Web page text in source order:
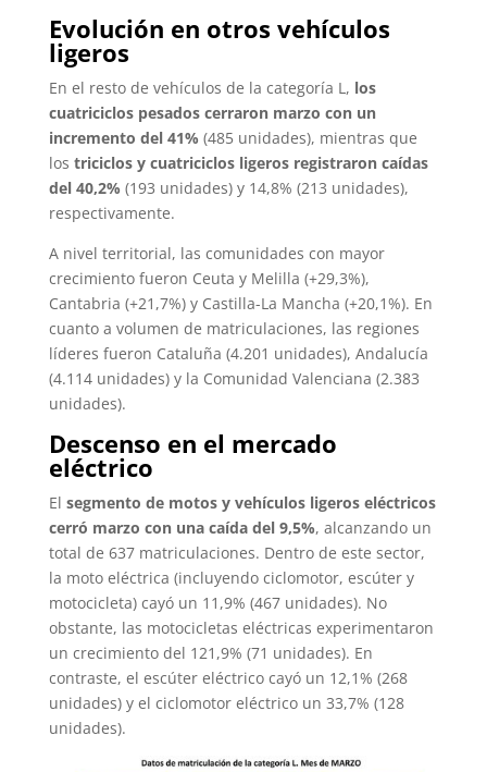
Evolución en otros vehículos
ligeros
En el resto de vehículos de la categoría L, los
cuatriciclos pesados cerraron marzo con un
incremento del 41% (485 unidades), mientras que
los triciclos y cuatriciclos ligeros registraron caídas
del 40,2% (193 unidades) y 14,8% (213 unidades),
respectivamente.
A nivel territorial, las comunidades con mayor
crecimiento fueron Ceuta y Melilla (+29,3%),
Cantabria (+21,7%) y Castilla-La Mancha (+20,1%). En
cuanto a volumen de matriculaciones, las regiones
líderes fueron Cataluña (4.201 unidades), Andalucía
(4.114 unidades) y la Comunidad Valenciana (2.383
unidades).
Descenso en el mercado
eléctrico
El segmento de motos y vehículos ligeros eléctricos
cerró marzo con una caída del 9,5%, alcanzando un
total de 637 matriculaciones. Dentro de este sector,
la moto eléctrica (incluyendo ciclomotor, escúter y
motocicleta) cayó un 11,9% (467 unidades). No
obstante, las motocicletas eléctricas experimentaron
un crecimiento del 121,9% (71 unidades). En
contraste, el escúter eléctrico cayó un 12,1% (268
unidades) y el ciclomotor eléctrico un 33,7% (128
unidades).